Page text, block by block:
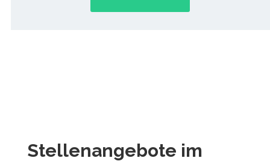
Stellenangebote im